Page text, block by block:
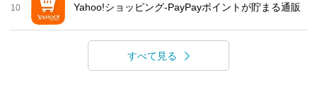
10 Yahoo!ショッピング-PayPayポイントが貯まる通販
すべて見る